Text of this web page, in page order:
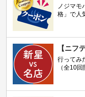
ノジマモ
格」で人
【ニフ
行ってみ
（全10